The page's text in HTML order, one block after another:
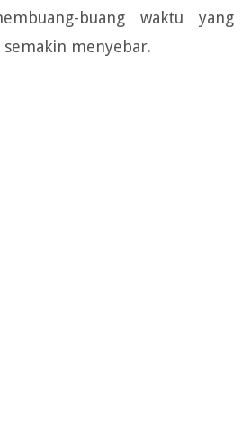
buang waktu yang
menyebar.